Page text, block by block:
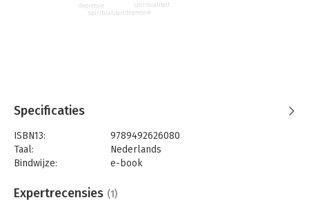
spiritualiteit
depressie
spiritualiteit
depressie
Specificaties
ISBN13:
9789492626080
Taal:
Nederlands
Bindwijze:
e-book
Bestandsformaat:
epub
Expertrecensies (1)